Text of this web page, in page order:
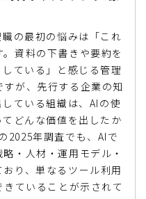
の最初の悩みは「これ
資料の下書きや要約を
ている」と感じる管理
が、先行する企業の知
ている組織は、AIの使
どんな価値を出したか
2025年調査でも、AIで
・人材・運用モデル・
り、単なるツール利用
ていることが示されて